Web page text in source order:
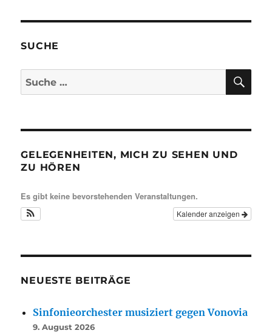
SUCHE
Suche
nach:
GELEGENHEITEN, MICH ZU SEHEN UND
ZU HÖREN
Es gibt keine bevorstehenden Veranstaltungen.
Kalender anzeigen
NEUESTE BEITRÄGE
Sinfonieorchester musiziert gegen Vonovia
9. August 2026